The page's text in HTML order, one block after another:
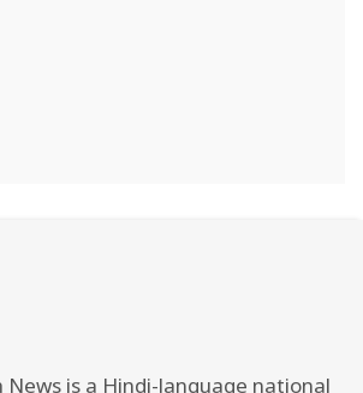
is a Hindi-language national